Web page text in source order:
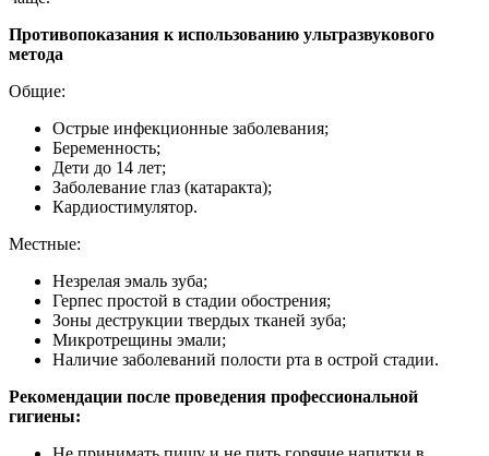
Противопоказания к использованию ультразвукового
метода
Общие:
Острые инфекционные заболевания;
Беременность;
Дети до 14 лет;
Заболевание глаз (катаракта);
Кардиостимулятор.
Местные:
Незрелая эмаль зуба;
Герпес простой в стадии обострения;
Зоны деструкции твердых тканей зуба;
Микротрещины эмали;
Наличие заболеваний полости рта в острой стадии.
Рекомендации после проведения профессиональной
гигиены: